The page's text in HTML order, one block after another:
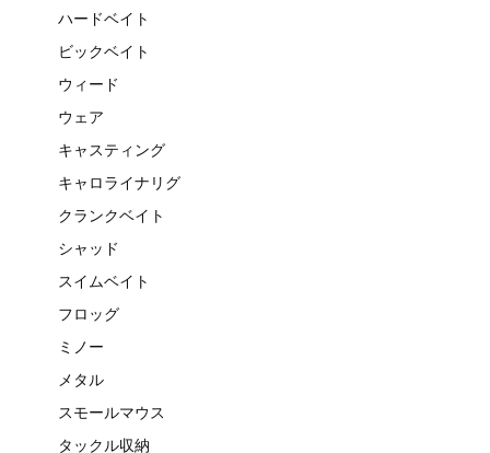
ハードベイト
ビックベイト
ウィード
ウェア
キャスティング
キャロライナリグ
クランクベイト
シャッド
スイムベイト
フロッグ
ミノー
メタル
スモールマウス
タックル収納